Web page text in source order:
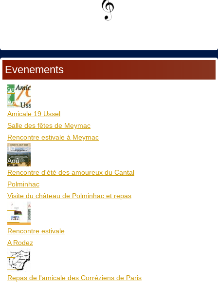
Evenements
08
Aoû
Amicale 19 Ussel
Salle des fêtes de Meymac
Rencontre estivale à Meymac
10
Aoû
Rencontre d'été des amoureux du Cantal
Polminhac
Visite du château de Polminhac et repas
12
Aoû
Rencontre estivale
A Rodez
23
Aoû
Repas de l'amicale des Corréziens de Paris